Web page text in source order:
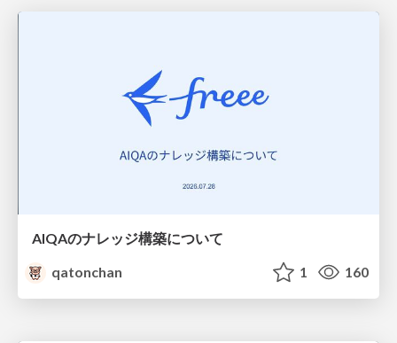
AIQAのナレッジ構築について
qatonchan
1 160